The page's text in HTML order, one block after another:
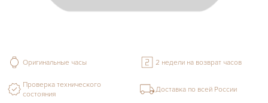
Оригинальные часы 2 недели на возврат часов
Проверка технического
состояния
Доставка по всей России